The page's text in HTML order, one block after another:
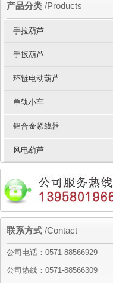
产品分类 /Products
手拉葫芦
手扳葫芦
环链电动葫芦
单轨小车
铝合金紧线器
风电葫芦
联系方式 /Contact
公司电话：0571-88566929
公司热线：0571-88566309